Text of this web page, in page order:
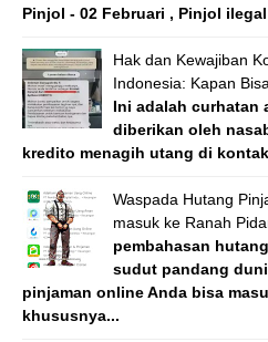
Pinjol - 02 Februari , Pinjol
Hak dan Kewajiban
Indonesia: Kapan
Ini adalah curhatan
diberikan oleh
kredito menagih utang di
Waspada Hutang
masuk ke Ranah
pembahasan
sudut pandang
pinjaman online Anda bisa
khususnya...